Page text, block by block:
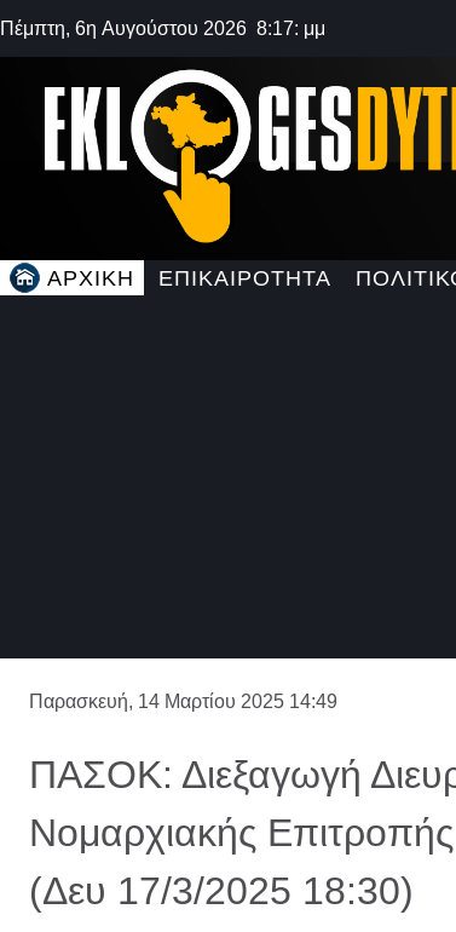
Πέμπτη, 6η Αυγούστου 2026 8:17: μμ
ΑΡΧΙΚΗ ΕΠΙΚΑΙΡΟΤΗΤΑ
Παρασκευή, 14 Μαρτίου 2025 14:49
ΠΑΣΟΚ: Διεξαγωγή
Νομαρχιακής
(Δευ 17/3/2025 18:30)